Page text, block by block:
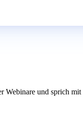
und sprich